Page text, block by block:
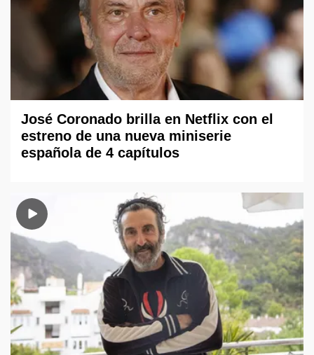
José Coronado brilla en Netflix con el
estreno de una nueva miniserie
española de 4 capítulos